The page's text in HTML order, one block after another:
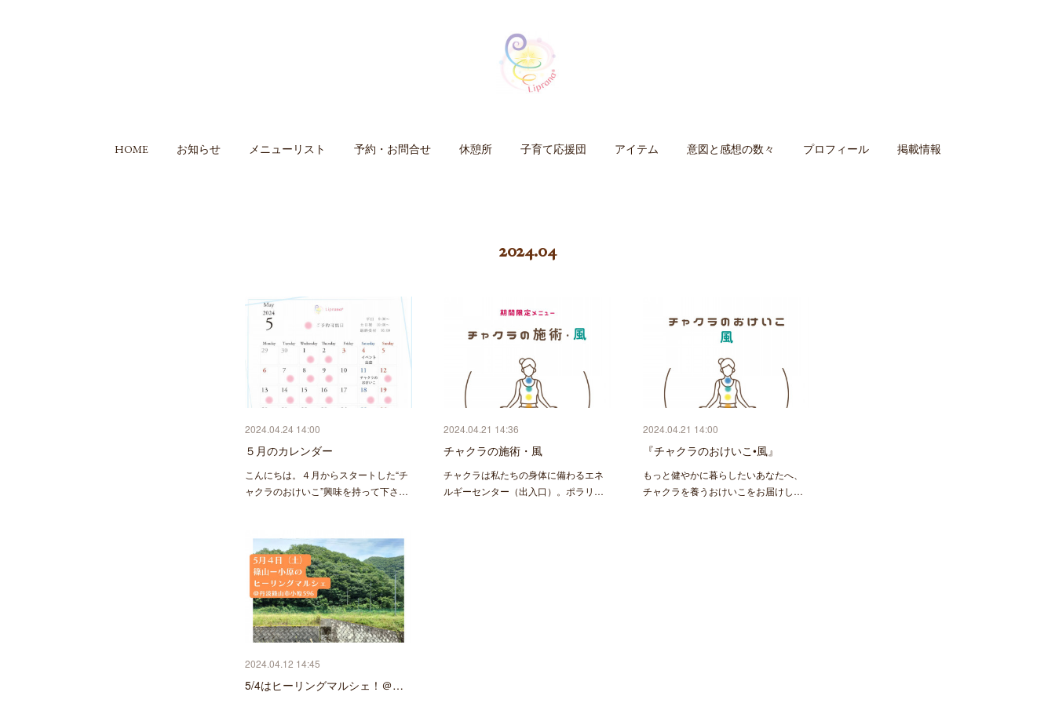
HOME お知らせ メニューリスト 予約・お問合せ 休憩所 子育て応援団 アイテム 意図と感想の数々 プロフィール 掲載情報
2024.04
2024.04.24 14:00
５月のカレンダー
こんにちは。４月からスタートした“チ
ャクラのおけいこ”興味を持って下さ…
2024.04.21 14:36
チャクラの施術・風
チャクラは私たちの身体に備わるエネ
ルギーセンター（出入口）。ポラリ…
2024.04.21 14:00
『チャクラのおけいこ•風』
もっと健やかに暮らしたいあなたへ、
チャクラを養うおけいこをお届けし…
2024.04.12 14:45
5/4はヒーリングマルシェ！＠…